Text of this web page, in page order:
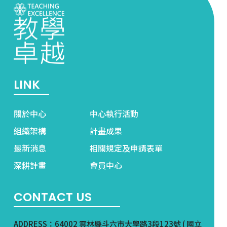
LINK
關於中心
中心執行活動
組織架構
計畫成果
最新消息
相關規定及申請表單
深耕計畫
會員中心
CONTACT US
ADDRESS：64002 雲林縣斗六市大學路3段123號 ( 國立